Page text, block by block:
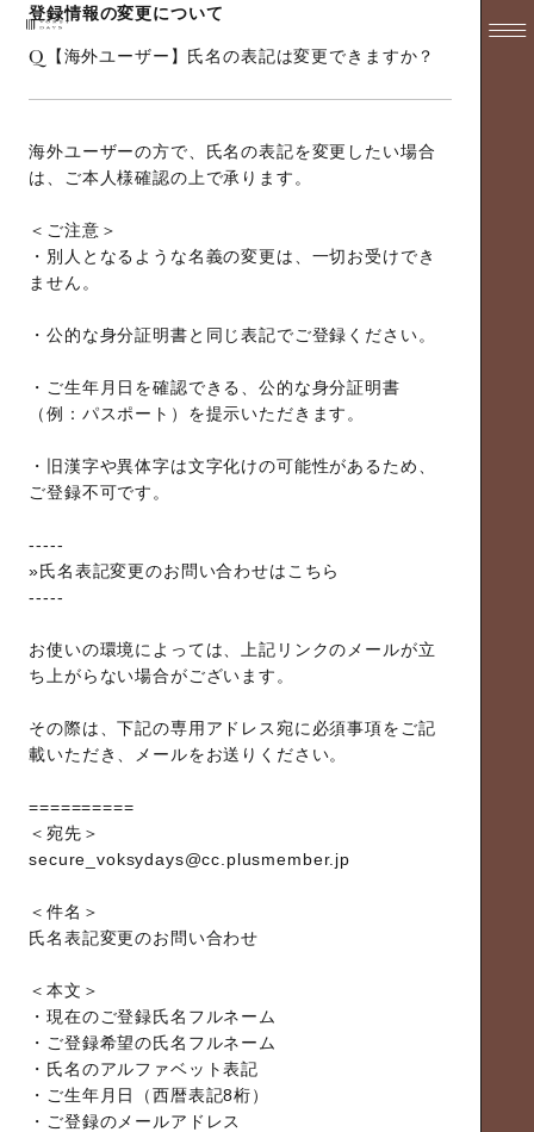
登録情報の変更について
Q 【海外ユーザー】氏名の表記は変更できますか？
海外ユーザーの方で、氏名の表記を変更したい場合
は、ご本人様確認の上で承ります。
＜ご注意＞
・別人となるような名義の変更は、一切お受けでき
ません。
・公的な身分証明書と同じ表記でご登録ください。
・ご生年月日を確認できる、公的な身分証明書
（例：パスポート）を提示いただきます。
・旧漢字や異体字は文字化けの可能性があるため、
ご登録不可です。
-----
»氏名表記変更のお問い合わせはこちら
-----
お使いの環境によっては、上記リンクのメールが立
ち上がらない場合がございます。
その際は、下記の専用アドレス宛に必須事項をご記
載いただき、メールをお送りください。
==========
＜宛先＞
secure_voksydays@cc.plusmember.jp
＜件名＞
氏名表記変更のお問い合わせ
＜本文＞
・現在のご登録氏名フルネーム
・ご登録希望の氏名フルネーム
・氏名のアルファベット表記
・ご生年月日（西暦表記8桁）
・ご登録のメールアドレス